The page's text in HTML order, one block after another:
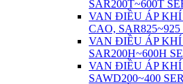
SAR200T~600T
VAN ĐIỀU ÁP
CAO, SAR825~925
VAN ĐIỀU ÁP KHÍ
SAR200H~600H
VAN ĐIỀU ÁP KHÍ
SAWD200~400